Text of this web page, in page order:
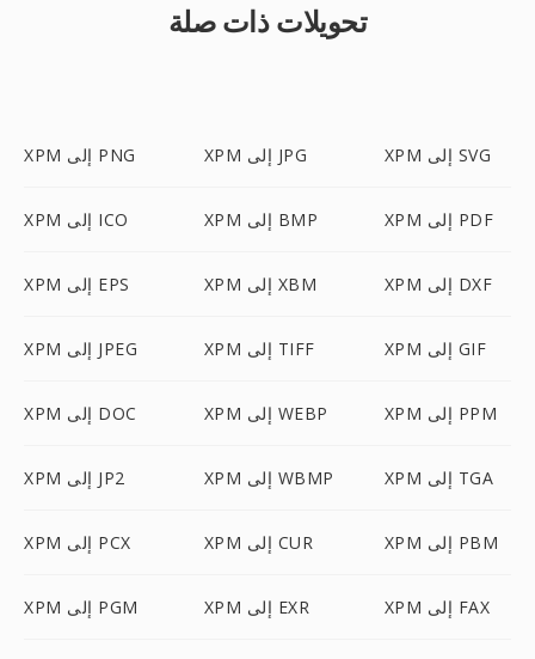
تحويلات ذات صلة
XPM إلى PNG XPM إلى JPG XPM إلى SVG
XPM إلى ICO XPM إلى BMP XPM إلى PDF
XPM إلى EPS XPM إلى XBM XPM إلى DXF
XPM إلى JPEG XPM إلى TIFF XPM إلى GIF
XPM إلى DOC XPM إلى WEBP XPM إلى PPM
XPM إلى JP2 XPM إلى WBMP XPM إلى TGA
XPM إلى PCX XPM إلى CUR XPM إلى PBM
XPM إلى PGM XPM إلى EXR XPM إلى FAX